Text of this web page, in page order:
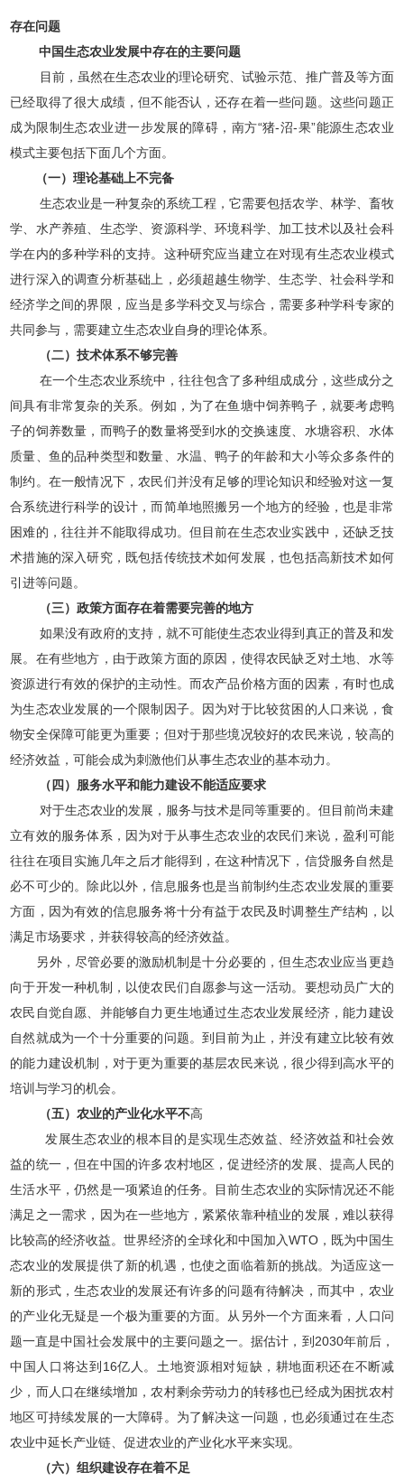
存在问题
中国生态农业发展中存在的主要问题
目前，虽然在生态农业的理论研究、试验示范、推广普及等方面
已经取得了很大成绩，但不能否认，还存在着一些问题。这些问题正
成为限制生态农业进一步发展的障碍，南方“猪-沼-果”能源生态农业
模式主要包括下面几个方面。
（一）理论基础上不完备
生态农业是一种复杂的系统工程，它需要包括农学、林学、畜牧
学、水产养殖、生态学、资源科学、环境科学、加工技术以及社会科
学在内的多种学科的支持。这种研究应当建立在对现有生态农业模式
进行深入的调查分析基础上，必须超越生物学、生态学、社会科学和
经济学之间的界限，应当是多学科交叉与综合，需要多种学科专家的
共同参与，需要建立生态农业自身的理论体系。
（二）技术体系不够完善
在一个生态农业系统中，往往包含了多种组成成分，这些成分之
间具有非常复杂的关系。例如，为了在鱼塘中饲养鸭子，就要考虑鸭
子的饲养数量，而鸭子的数量将受到水的交换速度、水塘容积、水体
质量、鱼的品种类型和数量、水温、鸭子的年龄和大小等众多条件的
制约。在一般情况下，农民们并没有足够的理论知识和经验对这一复
合系统进行科学的设计，而简单地照搬另一个地方的经验，也是非常
困难的，往往并不能取得成功。但目前在生态农业实践中，还缺乏技
术措施的深入研究，既包括传统技术如何发展，也包括高新技术如何
引进等问题。
（三）政策方面存在着需要完善的地方
如果没有政府的支持，就不可能使生态农业得到真正的普及和发
展。在有些地方，由于政策方面的原因，使得农民缺乏对土地、水等
资源进行有效的保护的主动性。而农产品价格方面的因素，有时也成
为生态农业发展的一个限制因子。因为对于比较贫困的人口来说，食
物安全保障可能更为重要；但对于那些境况较好的农民来说，较高的
经济效益，可能会成为刺激他们从事生态农业的基本动力。
（四）服务水平和能力建设不能适应要求
对于生态农业的发展，服务与技术是同等重要的。但目前尚未建
立有效的服务体系，因为对于从事生态农业的农民们来说，盈利可能
往往在项目实施几年之后才能得到，在这种情况下，信贷服务自然是
必不可少的。除此以外，信息服务也是当前制约生态农业发展的重要
方面，因为有效的信息服务将十分有益于农民及时调整生产结构，以
满足市场要求，并获得较高的经济效益。
另外，尽管必要的激励机制是十分必要的，但生态农业应当更趋
向于开发一种机制，以使农民们自愿参与这一活动。要想动员广大的
农民自觉自愿、并能够自力更生地通过生态农业发展经济，能力建设
自然就成为一个十分重要的问题。到目前为止，并没有建立比较有效
的能力建设机制，对于更为重要的基层农民来说，很少得到高水平的
培训与学习的机会。
（五）农业的产业化水平不高
发展生态农业的根本目的是实现生态效益、经济效益和社会效
益的统一，但在中国的许多农村地区，促进经济的发展、提高人民的
生活水平，仍然是一项紧迫的任务。目前生态农业的实际情况还不能
满足之一需求，因为在一些地方，紧紧依靠种植业的发展，难以获得
比较高的经济收益。世界经济的全球化和中国加入WTO，既为中国生
态农业的发展提供了新的机遇，也使之面临着新的挑战。为适应这一
新的形式，生态农业的发展还有许多的问题有待解决，而其中，农业
的产业化无疑是一个极为重要的方面。从另外一个方面来看，人口问
题一直是中国社会发展中的主要问题之一。据估计，到2030年前后，
中国人口将达到16亿人。土地资源相对短缺，耕地面积还在不断减
少，而人口在继续增加，农村剩余劳动力的转移也已经成为困扰农村
地区可持续发展的一大障碍。为了解决这一问题，也必须通过在生态
农业中延长产业链、促进农业的产业化水平来实现。
（六）组织建设存在着不足